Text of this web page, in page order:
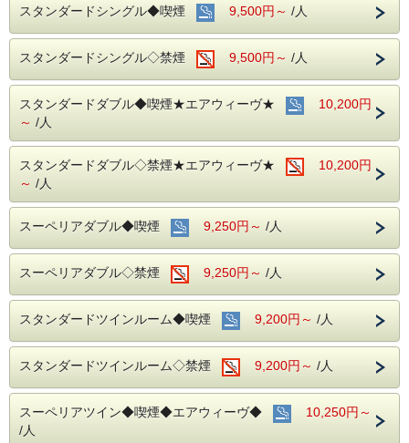
イン時に
身分書の提示、コピーをさせて頂きます。
あらかじめご了承の程宜しくお願い致します。
●電車ルームからの眺めはこちら
営業時間：７：００～１０：００ (最終入場 ９：
名古屋めしも楽しめる和洋折衷のバイキングをご
準備しております。
アルコール消毒を行っております。
える事が可能です。
清掃時は常に換気をして新鮮な空気に入れ替えておりま
～ビジネス・旅行に最高のロケーション～
JR名古屋駅から徒歩４分
名鉄名古屋駅のすぐ上
お財布にも優しい ＋ お客様にも優しいホテルです♪♪
ご予約お待ちしてます(*^o^)ノ
スタンダードシングル◆喫煙 9,500円～ /人
スタンダードシングル◇禁煙 9,500円～ /人
スタンダードダブル◆喫煙★エアウィーヴ★
10,200円
～ /人
スタンダードダブル◇禁煙★エアウィーヴ★
10,200円
～ /人
スーペリアダブル◆喫煙 9,250円～ /人
スーペリアダブル◇禁煙 9,250円～ /人
スタンダードツインルーム◆喫煙 9,200円～ /人
スタンダードツインルーム◇禁煙 9,200円～ /人
スーペリアツイン◆喫煙◆エアウィーヴ◆
10,250円～
/人